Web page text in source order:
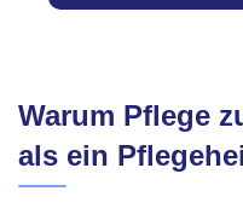
Warum Pflege
als ein